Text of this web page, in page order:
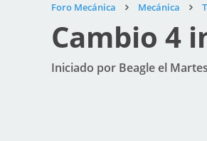
Foro Mecánica Mecánica
Cambio 4
Iniciado por Beagle el